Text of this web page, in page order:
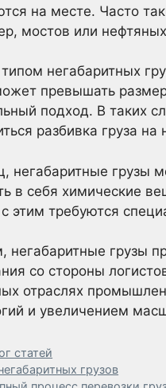
на месте. Часто
мостов или
негабаритных
превышать
подход. В таких
разбивка груза на
негабаритные грузы
в себя химические
этим требуются
негабаритные грузы
со стороны
отраслях
и увеличением
статей
грузов